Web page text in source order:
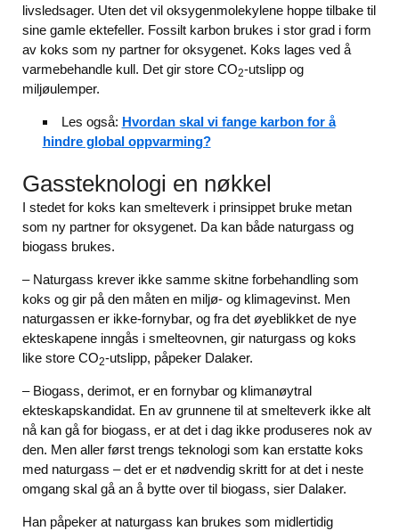
livsledsager. Uten det vil oksygenmolekylene hoppe tilbake til
sine gamle ektefeller. Fossilt karbon brukes i stor grad i form
av koks som ny partner for oksygenet. Koks lages ved å
varmebehandle kull. Det gir store CO2-utslipp og
miljøulemper.
Les også: Hvordan skal vi fange karbon for å
hindre global oppvarming?
Gassteknologi en nøkkel
I stedet for koks kan smelteverk i prinsippet bruke metan
som ny partner for oksygenet. Da kan både naturgass og
biogass brukes.
– Naturgass krever ikke samme skitne forbehandling som
koks og gir på den måten en miljø- og klimagevinst. Men
naturgassen er ikke-fornybar, og fra det øyeblikket de nye
ekteskapene inngås i smelteovnen, gir naturgass og koks
like store CO2-utslipp, påpeker Dalaker.
– Biogass, derimot, er en fornybar og klimanøytral
ekteskapskandidat. En av grunnene til at smelteverk ikke alt
nå kan gå for biogass, er at det i dag ikke produseres nok av
den. Men aller først trengs teknologi som kan erstatte koks
med naturgass – det er et nødvendig skritt for at det i neste
omgang skal gå an å bytte over til biogass, sier Dalaker.
Han påpeker at naturgass kan brukes som midlertidig